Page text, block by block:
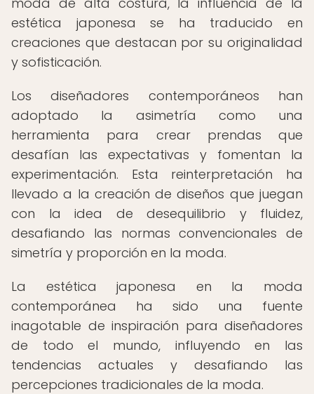
estética japonesa se ha traducido en
creaciones que destacan por su originalidad
y sofisticación.
Los diseñadores contemporáneos han
adoptado la asimetría como una
herramienta para crear prendas que
desafían las expectativas y fomentan la
experimentación. Esta reinterpretación ha
llevado a la creación de diseños que juegan
con la idea de desequilibrio y fluidez,
desafiando las normas convencionales de
simetría y proporción en la moda.
La estética japonesa en la moda
contemporánea ha sido una fuente
inagotable de inspiración para diseñadores
de todo el mundo, influyendo en las
tendencias actuales y desafiando las
percepciones tradicionales de la moda.